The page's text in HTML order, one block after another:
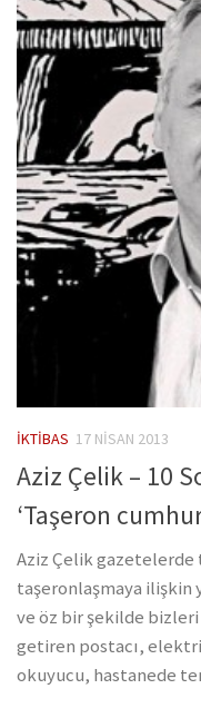
İKTIBAS 17 NISAN 2013
Aziz Çelik – 10
‘Taşeron
Aziz Çelik gazetelerde
taşeronlaşmaya ilişkin
ve öz bir şekilde
getiren postacı,
okuyucu, hastanede